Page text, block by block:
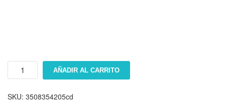
Cornisa
cantidad
AÑADIR AL CARRITO
SKU: 3508354205cd